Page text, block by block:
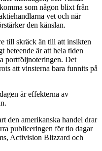
som någon blixt från
vet och när
den känslan.
till skräck än till att insikten
beteende är att hela tiden
portföljnoteringen. Det
att vinsterna bara funnits på
är effekterna av
den amerikanska handel drar
publiceringen för tio dagar
Activision Blizzard och